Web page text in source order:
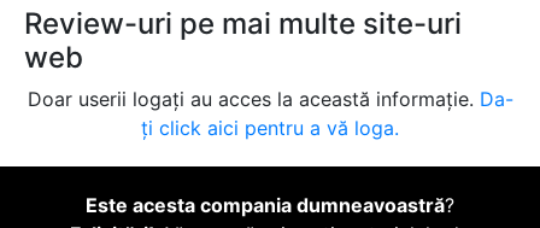
Review-uri pe mai multe site-uri
web
Doar userii logați au acces la această informație. Da-
ți click aici pentru a vă loga.
Este acesta compania dumneavoastră?